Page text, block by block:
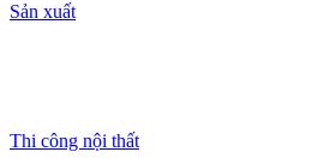
Sản xuất
Thi công nội thất